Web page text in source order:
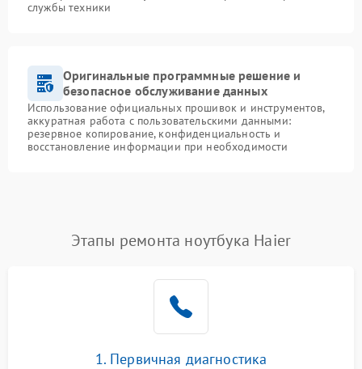
службы техники
Оригинальные программные решение и
безопасное обслуживание данных
Использование официальных прошивок и инструментов,
аккуратная работа с пользовательскими данными:
резервное копирование, конфиденциальность и
восстановление информации при необходимости
Этапы ремонта ноутбука Haier
1. Первичная диагностика